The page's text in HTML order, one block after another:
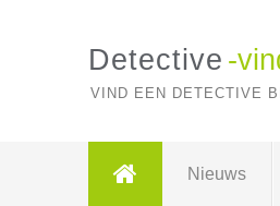
Detective -
VIND EEN DETECTIVE
Nieuws